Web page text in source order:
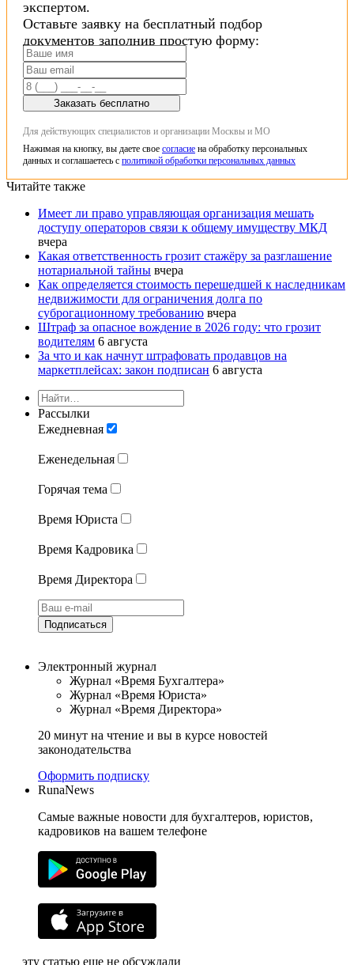
экспертом.
Оставьте заявку на бесплатный подбор
документов заполнив простую форму:
Заказать бесплатно
Для действующих специалистов и организации Москвы и МО
Нажимая на кнопку, вы даете свое согласие на обработку персональных
данных и соглашаетесь с политикой обработки персональных данных
Читайте также
Имеет ли право управляющая организация мешать
доступу операторов связи к общему имуществу МКД
вчера
Какая ответственность грозит стажёру за разглашение
нотариальной тайны вчера
Как определяется стоимость перешедшей к наследникам
недвижимости для ограничения долга по
суброгационному требованию вчера
Штраф за опасное вождение в 2026 году: что грозит
водителям 6 августа
За что и как начнут штрафовать продавцов на
маркетплейсах: закон подписан 6 августа
Рассылки
Ежедневная
Еженедельная
Горячая тема
Время Юриста
Время Кадровика
Время Директора
Подписаться
Электронный журнал
Журнал «Время Бухгалтера»
Журнал «Время Юриста»
Журнал «Время Директора»
20 минут на чтение и вы в курсе новостей
законодательства
Оформить подписку
RunaNews
Самые важные новости для бухгалтеров, юристов,
кадровиков на вашем телефоне
эту статью еще не обсуждали